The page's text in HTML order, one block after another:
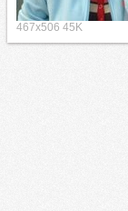
467x506 45K